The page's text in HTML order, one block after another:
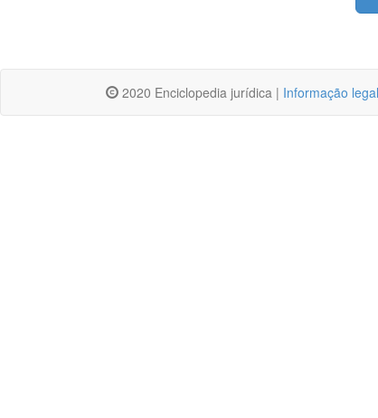
2020 Enciclopedia jurídica | Informação legal